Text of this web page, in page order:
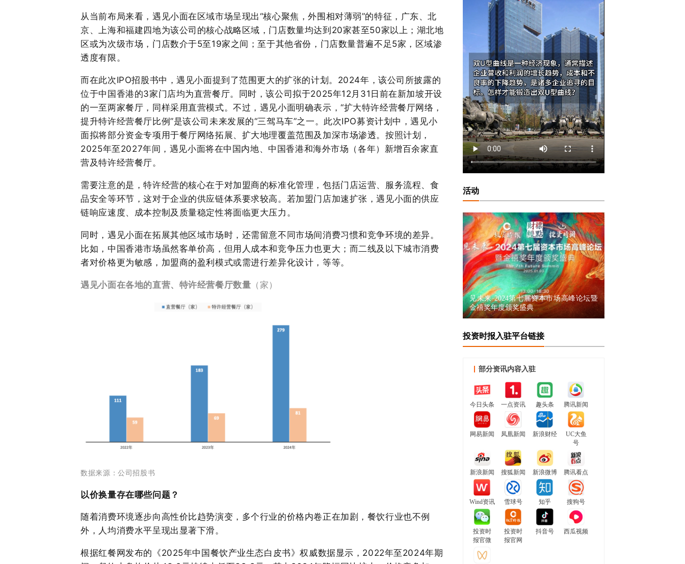
从当前布局来看，遇见小面在区域市场呈现出“核心聚焦，外围相对薄弱”的特征，广东、北
京、上海和福建四地为该公司的核心战略区域，门店数量均达到20家甚至50家以上；湖北地
区或为次级市场，门店数介于5至19家之间；至于其他省份，门店数量普遍不足5家，区域渗
透度有限。
而在此次IPO招股书中，遇见小面提到了范围更大的扩张的计划。2024年，该公司所披露的
位于中国香港的3家门店均为直营餐厅。同时，该公司拟于2025年12月31日前在新加坡开设
的一至两家餐厅，同样采用直营模式。不过，遇见小面明确表示，“扩大特许经营餐厅网络，
提升特许经营餐厅比例”是该公司未来发展的“三驾马车”之一。此次IPO募资计划中，遇见小
面拟将部分资金专项用于餐厅网络拓展、扩大地理覆盖范围及加深市场渗透。按照计划，
2025年至2027年间，遇见小面将在中国内地、中国香港和海外市场（各年）新增百余家直
营及特许经营餐厅。
需要注意的是，特许经营的核心在于对加盟商的标准化管理，包括门店运营、服务流程、食
品安全等环节，这对于企业的供应链体系要求较高。若加盟门店加速扩张，遇见小面的供应
链响应速度、成本控制及质量稳定性将面临更大压力。
同时，遇见小面在拓展其他区域市场时，还需留意不同市场间消费习惯和竞争环境的差异。
比如，中国香港市场虽然客单价高，但用人成本和竞争压力也更大；而二线及以下城市消费
者对价格更为敏感，加盟商的盈利模式或需进行差异化设计，等等。
遇见小面在各地的直营、特许经营餐厅数量 （家）
数据来源：公司招股书
以价换量存在哪些问题？
随着消费环境逐步向高性价比趋势演变，多个行业的价格内卷正在加剧，餐饮行业也不例
外，人均消费水平呈现出显著下滑。
根据红餐网发布的《2025年中国餐饮产业生态白皮书》权威数据显示，2022年至2024年期
活动
见未来·2024第七届资本市场高峰论坛暨
金禧奖年度颁奖盛典
投资时报入驻平台链接
部分资讯内容入驻
今日头条 一点资讯 趣头条 腾讯新闻
网易新闻 凤凰新闻 新浪财经
UC大鱼
号
新浪新闻 搜狐新闻 新浪微博 腾讯看点
Wind资讯 雪球号 知乎 搜狗号
投资时
报官微
投资时
报官网
抖音号 西瓜视频